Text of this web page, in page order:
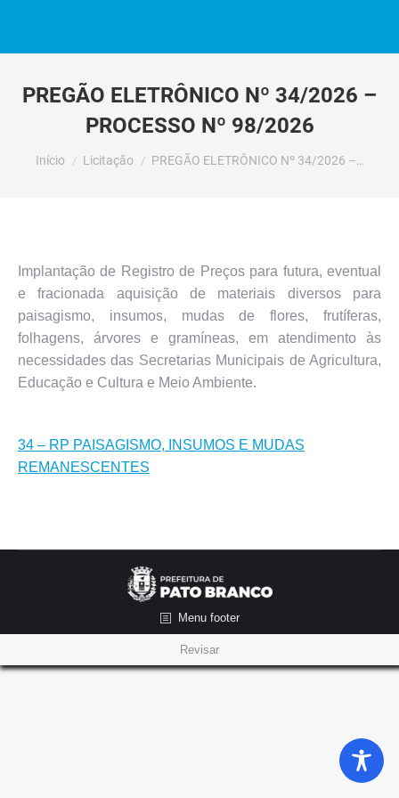
PREGÃO ELETRÔNICO Nº 34/2026 –
PROCESSO Nº 98/2026
Você está aqui:
Início Licitação PREGÃO ELETRÔNICO Nº 34/2026 –…
Implantação de Registro de Preços para futura, eventual
e fracionada aquisição de materiais diversos para
paisagismo, insumos, mudas de flores, frutíferas,
folhagens, árvores e gramíneas, em atendimento às
necessidades das Secretarias Municipais de Agricultura,
Educação e Cultura e Meio Ambiente.
34 – RP PAISAGISMO, INSUMOS E MUDAS
REMANESCENTES
Menu footer
Revisar